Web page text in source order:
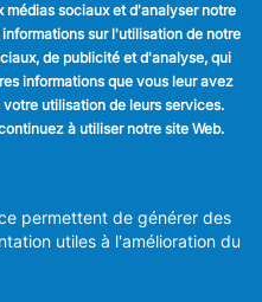
sociaux et d'analyser notre
sur l'utilisation de notre
de publicité et d'analyse, qui
informations que vous leur avez
utilisation de leurs services.
à utiliser notre site Web.
permettent de générer des
utiles à l'amélioration du